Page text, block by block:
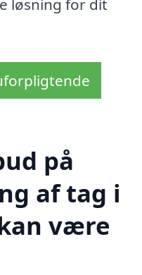
løsning for dit
på
af tag i
være